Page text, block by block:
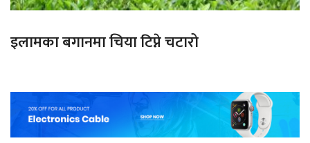
इलामका बगानमा चिया टिप्ने चटारो